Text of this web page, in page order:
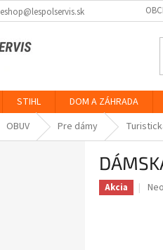
eshop@lespolservis.sk
STIHL DOM A ZÁHRADA
OBUV Pre dámy
Akcia